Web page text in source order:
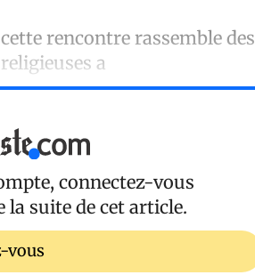
rencontre rassemble des
a
connectez-vous
la suite de cet article.
vous